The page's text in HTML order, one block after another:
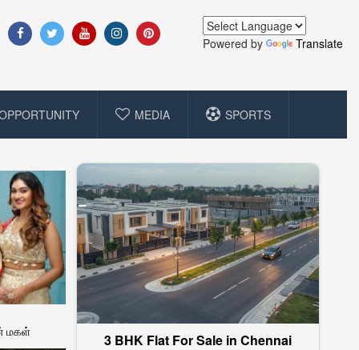
Powered by Translate
MEDIA SPORTS
மகள் 3 BHK Flat For Sale in Chennai